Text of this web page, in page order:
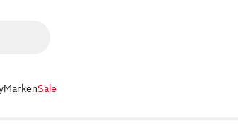
MarkenSale